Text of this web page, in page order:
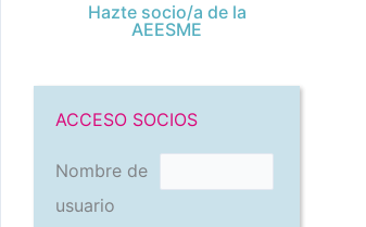
Hazte socio/a de la
AEESME
ACCESO SOCIOS
Nombre de
usuario